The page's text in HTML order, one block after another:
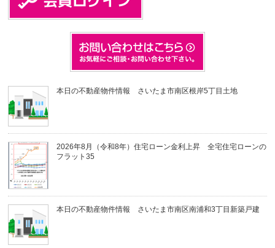
本日の不動産物件情報 さいたま市南区根岸5丁目土地
2026年8月（令和8年）住宅ローン金利上昇 全宅住宅ローンの
フラット35
本日の不動産物件情報 さいたま市南区南浦和3丁目新築戸建